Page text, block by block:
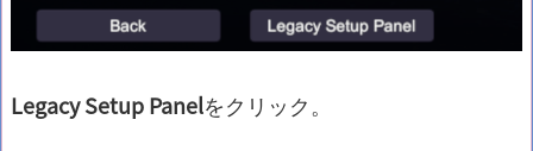
Legacy Setup Panelをクリック。